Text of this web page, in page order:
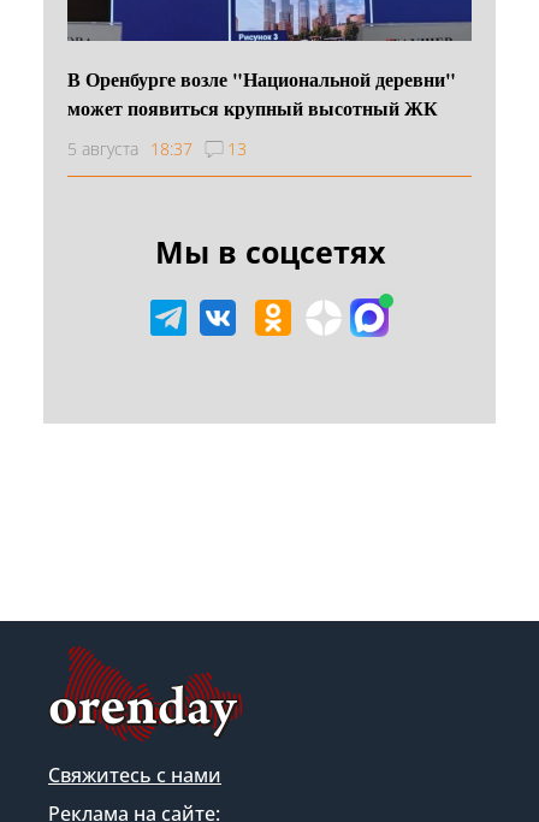
В Оренбурге возле "Национальной деревни"
может появиться крупный высотный ЖК
5 августа 18:37 13
Мы в соцсетях
Свяжитесь с нами
Реклама на сайте: